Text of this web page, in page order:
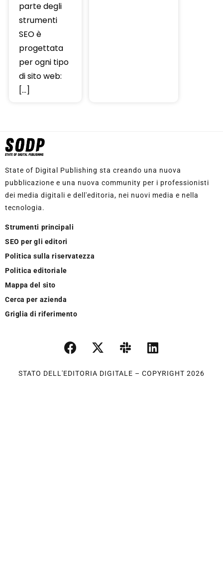
parte degli
strumenti
SEO è
progettata
per ogni tipo
di sito web:
[…]
State of Digital Publishing sta creando una nuova
pubblicazione e una nuova community per i professionisti
dei media digitali e dell'editoria, nei nuovi media e nella
tecnologia.
Strumenti principali
SEO per gli editori
Politica sulla riservatezza
Politica editoriale
Mappa del sito
Cerca per azienda
Griglia di riferimento
STATO DELL'EDITORIA DIGITALE – COPYRIGHT 2026